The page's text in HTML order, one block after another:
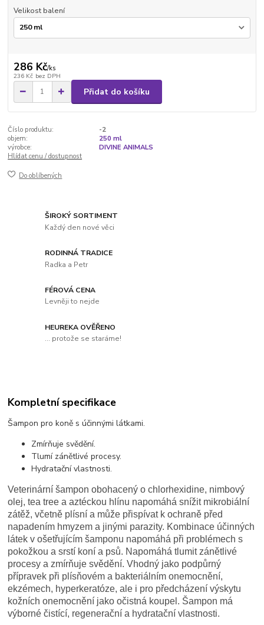
Velikost balení
286 Kč/ks
236 Kč bez DPH
Přidat do košíku
Číslo produktu:
-2
objem:
250 ml
výrobce:
DIVINE ANIMALS
Hlídat cenu / dostupnost
Do oblíbených
ŠIROKÝ SORTIMENT
Každý den nové věci
RODINNÁ TRADICE
Radka a Petr
FÉROVÁ CENA
Levněji to nejde
HEUREKA OVĚŘENO
... protože se staráme!
Kompletní specifikace
Šampon pro koně s účinnými látkami.
Zmírňuje svědění.
Tlumí zánětlivé procesy.
Hydratační vlastnosti.
Veterinární šampon obohacený o chlorhexidine, nimbový
olej, tea tree a aztéckou hlínu napomáhá snížit mikrobiální
zátěž, včetně plísní a může přispívat k ochraně před
napadením hmyzem a jinými parazity. Kombinace účinných
látek v ošetřujícím šamponu napomáhá při problémech s
pokožkou a srstí koní a psů. Napomáhá tlumit zánětlivé
procesy a zmírňuje svědění. Vhodný jako podpůrný
přípravek při plísňovém a bakteriálním onemocnění,
ekzémech, hyperkeratóze, ale i pro předcházení výskytu
kožních onemocnění jako očistná koupel. Šampon má
výborné čistící, regenerační a hydratační vlastnosti.